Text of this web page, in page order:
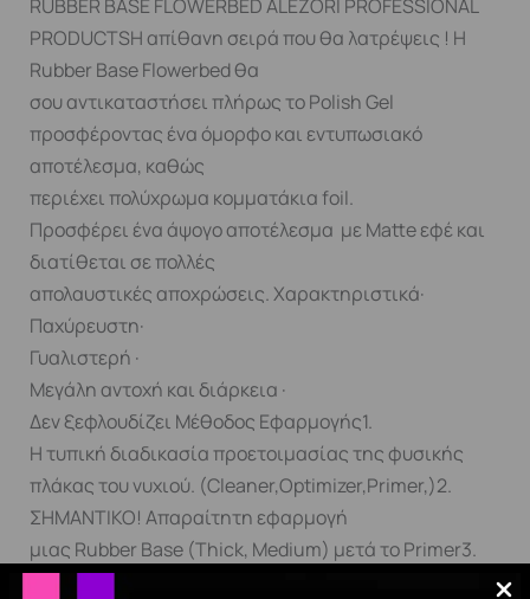
RUBBER BASE FLOWERBED ALEZORI PROFESSIONAL
PRODUCTSΗ απίθανη σειρά που θα λατρέψεις ! Η
Rubber Base Flowerbed θα
σου αντικαταστήσει πλήρως το Polish Gel
προσφέροντας ένα όμορφο και εντυπωσιακό
αποτέλεσμα, καθώς
περιέχει πολύχρωμα κομματάκια foil.
Προσφέρει ένα άψογο αποτέλεσμα με Matte εφέ και
διατίθεται σε πολλές
απολαυστικές αποχρώσεις. Χαρακτηριστικά·
Παχύρευστη·
Γυαλιστερή ·
Μεγάλη αντοχή και διάρκεια ·
Δεν ξεφλουδίζει Μέθοδος Εφαρμογής1.
Η τυπική διαδικασία προετοιμασίας της φυσικής
πλάκας του νυχιού. (Cleaner,Optimizer,Primer,)2.
ΣΗΜΑΝΤΙΚΟ! Απαραίτητη εφαρμογή
μιας Rubber Base (Thick, Medium) μετά το Primer3.
Το set ολοκληρώνεται με εφαρμογή ενός Top της